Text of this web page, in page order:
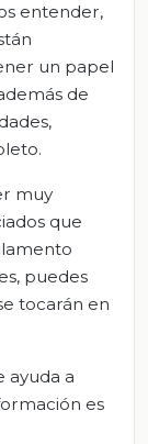
entender,
un papel
de
muy
que
puedes
tocarán en
ayuda a
es